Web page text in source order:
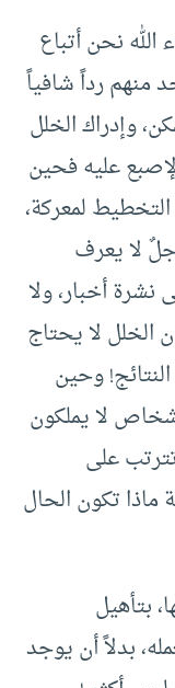
الله نحن أتباع
منهم رداً شافياً
وإدراك الخلل
عليه فحين
لمعركة،
لا يعرف
نشرة أخبار، ولا
لا يحتاج
وحين
لا يملكون
على
ماذا تكون الحال
بتأهيل
بدلاً أن يوجد